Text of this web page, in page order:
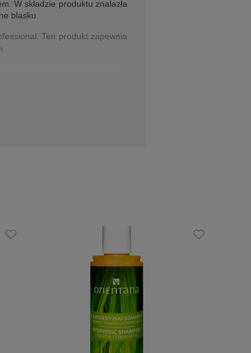
W składzie produktu znalazła
blasku.
Ten produkt zapewnia
w razie potrzeby powtórz
Glycyrrhiza Glabra Root
Urea, Polyquaternium-10,